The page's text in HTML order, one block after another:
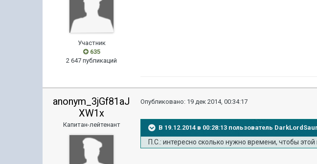
Участник
635
2 647 публикаций
anonym_3jGf81aJ
XW1x
Капитан-лейтенант
Опубликовано: 19 дек 2014, 00:34:17
В 19.12.2014 в 00:28:13 пользователь
П.С.: интересно сколько нужно времени, чтобы